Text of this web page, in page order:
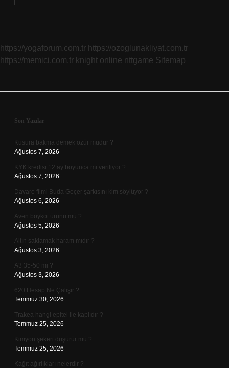
En
https://yogaforum.com.tr https://ozoglunakliyat.com.tr
https://memici.com.tr knight online nttgame Sitemap
Sidebar
Son Yazılar
Kusura bakma demek özür müdür ?
Ağustos 7, 2026
KYK kredisi 12 ay boyunca mı veriliyor ?
Ağustos 7, 2026
Davaro filmi Buda Geçer şarkısını kim söylüyor ?
Ağustos 6, 2026
Aven boykot ürünü mü ?
Ağustos 5, 2026
Altın saklamak haram mıdır ?
Ağustos 3, 2026
A3 35-50 mi ?
Ağustos 3, 2026
620 Hesap Ne Çalışır ?
Temmuz 30, 2026
Trakea hangi epitel ile kaplıdır ?
Temmuz 25, 2026
Kimyon şekeri düşürür mü ?
Temmuz 25, 2026
Kağıt ağırlıkları nelerdir ?